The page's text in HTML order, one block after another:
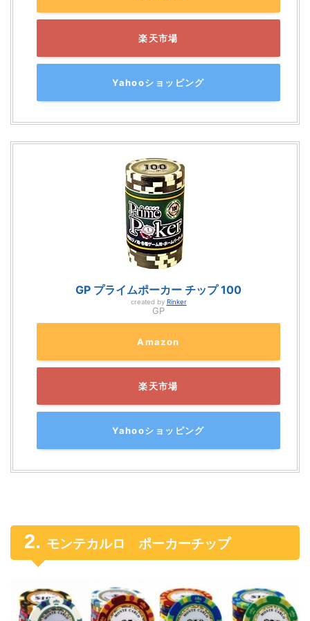
楽天市場
Yahooショッピング
GP プライムポーカー チップ 100
created by Rinker
GP
Amazon
楽天市場
Yahooショッピング
モンテカルロ ポーカーチップ